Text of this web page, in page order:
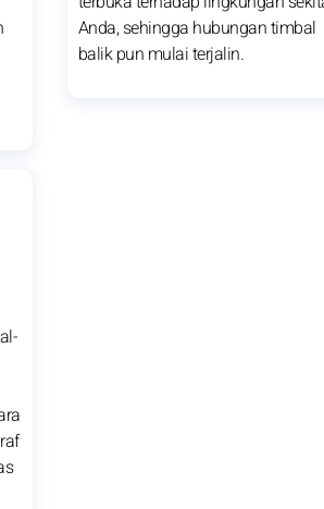
Anda, sehingga hubungan timbal
balik pun mulai terjalin.